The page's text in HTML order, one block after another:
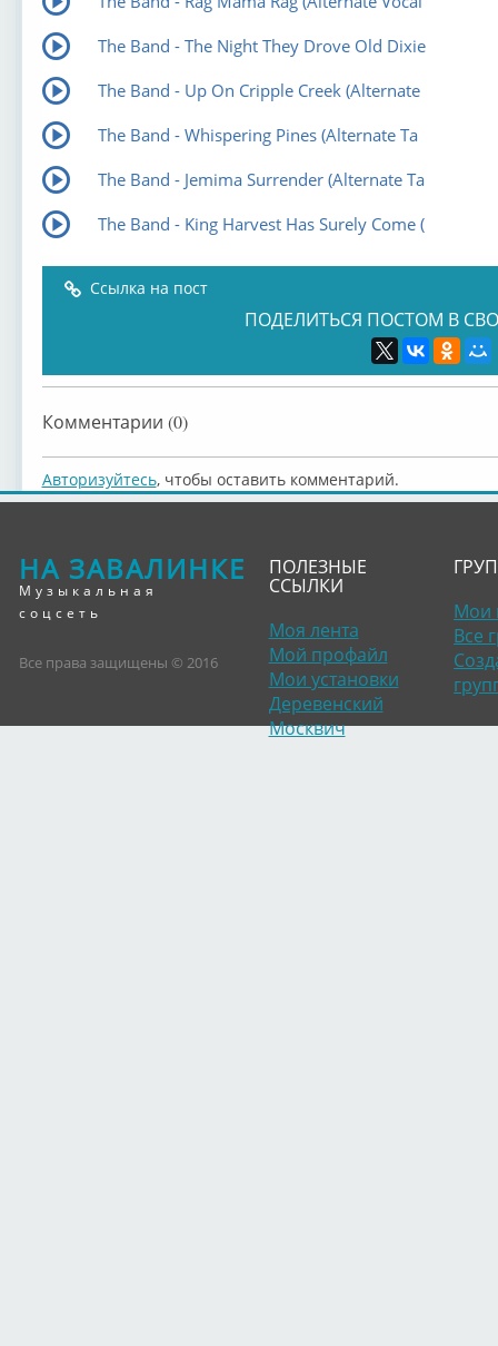
The Band - The Night They Drove Old Dixie
The Band - Up On Cripple Creek (Alternate
The Band - Whispering Pines (Alternate Ta
The Band - Jemima Surrender (Alternate Ta
The Band - King Harvest Has Surely Come (
Ссылка на пост
ПОДЕЛИТЬСЯ ПОСТОМ В
Комментарии (0)
Авторизуйтесь, чтобы оставить комментарий.
НА ЗАВАЛИНКЕ
Музыкальная
соцсеть
Все права защищены © 2016
ПОЛЕЗНЫЕ
ССЫЛКИ
Моя лента
Мой профайл
Мои установки
Деревенский
Москвич
Мои
Все